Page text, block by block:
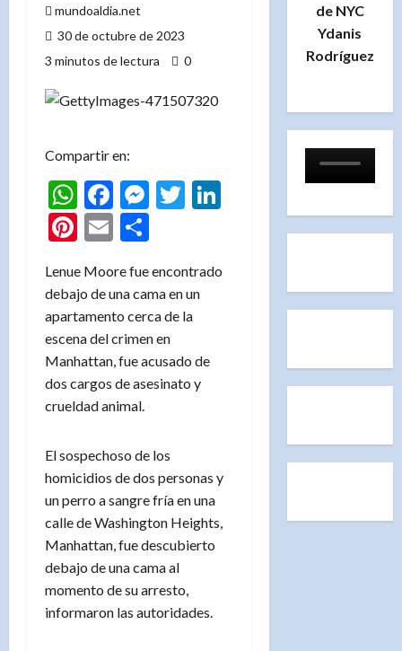
mundoaldia.net
30 de octubre de 2023
3 minutos de lectura
0
Compartir en:
WhatsApp
Facebook
Messenger
TwitterLinkedIn
Pinterest
Email
Lenue Moore fue encontrado
debajo de una cama en un
apartamento cerca de la
escena del crimen en
Manhattan, fue acusado de
dos cargos de asesinato y
crueldad animal.
El sospechoso de los
homicidios de dos personas y
un perro a sangre fría en una
calle de Washington Heights,
Manhattan, fue descubierto
debajo de una cama al
momento de su arresto,
informaron las autoridades.
de NYC
Ydanis
Rodríguez